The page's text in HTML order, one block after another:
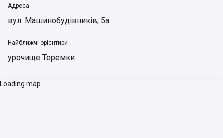
Адреса
вул. Машинобудівників, 5а
Найближчі орієнтири
урочище Теремки
Loading map...